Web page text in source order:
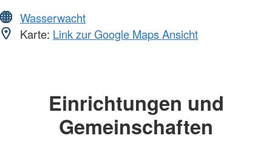
Wasserwacht
Karte: Link zur Google Maps Ansicht
Einrichtungen und
Gemeinschaften